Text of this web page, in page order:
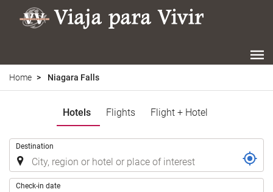
Home Niagara Falls
Hotels Flights Flight + Hotel
Destination
Check-in date